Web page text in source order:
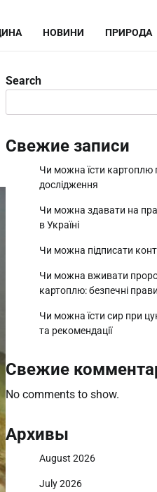
НОВИНИ ПРИРОДА
Search
Свежие записи
Чи можна їсти картоплю
дослідження
Чи можна здавати на
в Україні
Чи можна підписати
Чи можна вживати
картоплю: безпечні
Чи можна їсти сир при
та рекомендації
Свежие
No comments to show.
Архивы
August 2026
July 2026